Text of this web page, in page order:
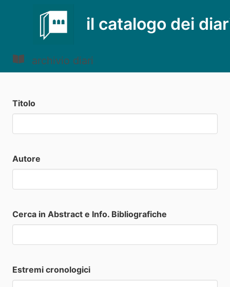
il catalogo dei
archivio diari
Titolo
Autore
Cerca in Abstract e Info. Bibliografiche
Estremi cronologici